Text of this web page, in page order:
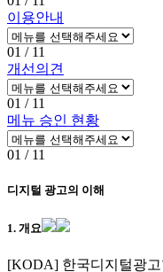
이용안내
01 / 11
개선의견
01 / 11
메뉴 승인 현황
01 / 11
디지털 광고의 이해
1. 개요
[KODA] 한국디지털광고